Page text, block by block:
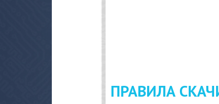
ПРАВИЛА